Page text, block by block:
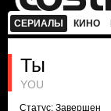
СЕРИАЛЫ КИНО
Ты
YOU
Статус: Завершен